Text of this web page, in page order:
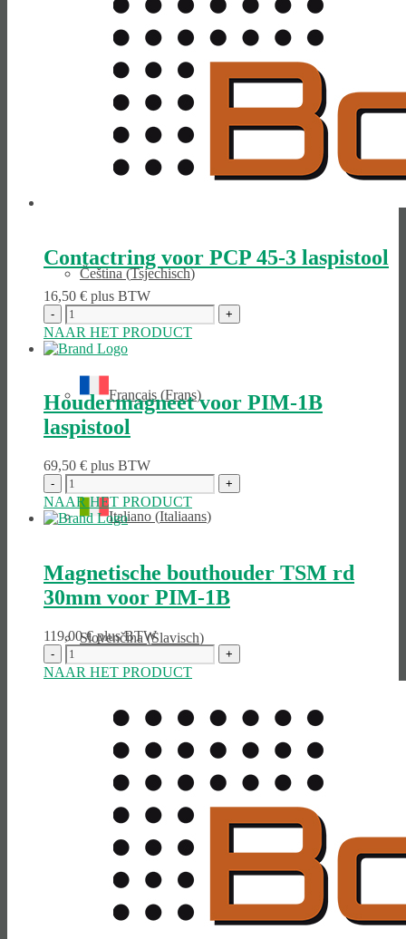
English( Engels
Čeština(Tsjechisch)
Français (Frans)
Italiano (Italiaans)
Slovenčina(Slavisch)
Slovenščina(Sloveens )
Español ( Spaans )
Contactring voor PCP 45-3 laspistool
16,50 € plus BTW
NAAR HET PRODUCT
Houdermagneet voor PIM-1B
laspistool
69,50 € plus BTW
NAAR HET PRODUCT
Magnetische bouthouder TSM rd
30mm voor PIM-1B
119,00€ plus BTW
NAAR HET PRODUCT